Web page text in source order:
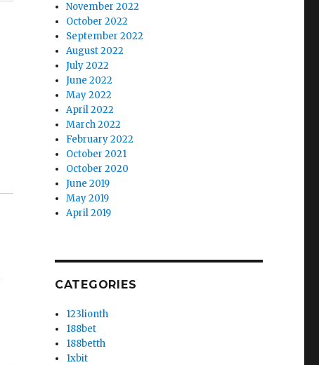
November 2022
October 2022
September 2022
August 2022
July 2022
June 2022
May 2022
April 2022
March 2022
February 2022
October 2021
October 2020
June 2019
May 2019
April 2019
CATEGORIES
123lionth
188bet
188betth
1xbit